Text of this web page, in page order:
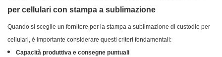
per cellulari con stampa a sublimazione
Quando si sceglie un fornitore per la stampa a sublimazione di custodie per
cellulari, è importante considerare questi criteri fondamentali:
Capacità produttiva e consegne puntuali